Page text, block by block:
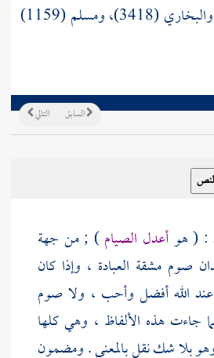
رواه أحمد (2 \ 188)، والبخاري (3418)، ومسلم (1159)
التالي السابق
: ( هوأعدل الصيام) ; من جهة
صوم مشقة العبادة ، وإذا كان
الله أفضل وأحب ، ولا صوم
جاءت هذه الألفاظ ، وهي كلها
وهو بلا شك نقل بالمعنى . ومضمون